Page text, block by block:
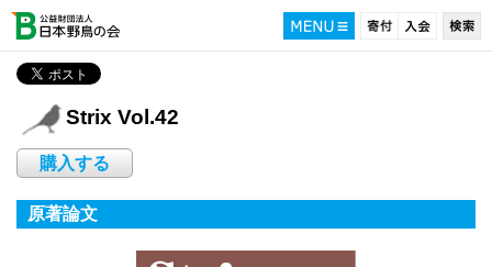
Strix Vol.42
購入する
原著論文